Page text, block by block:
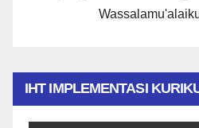
IHT IMPLEMENTASI